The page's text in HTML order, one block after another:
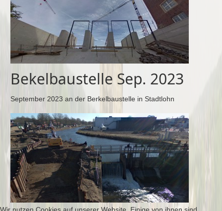
Bekelbaustelle Sep. 2023
September 2023 an der Berkelbaustelle in Stadtlohn